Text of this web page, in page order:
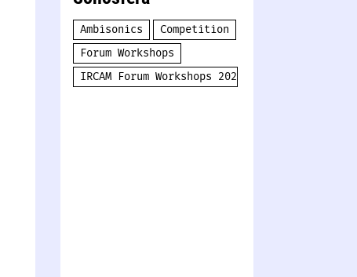
Ambisonics
Competition
Forum Workshops
IRCAM Forum Workshops 2024